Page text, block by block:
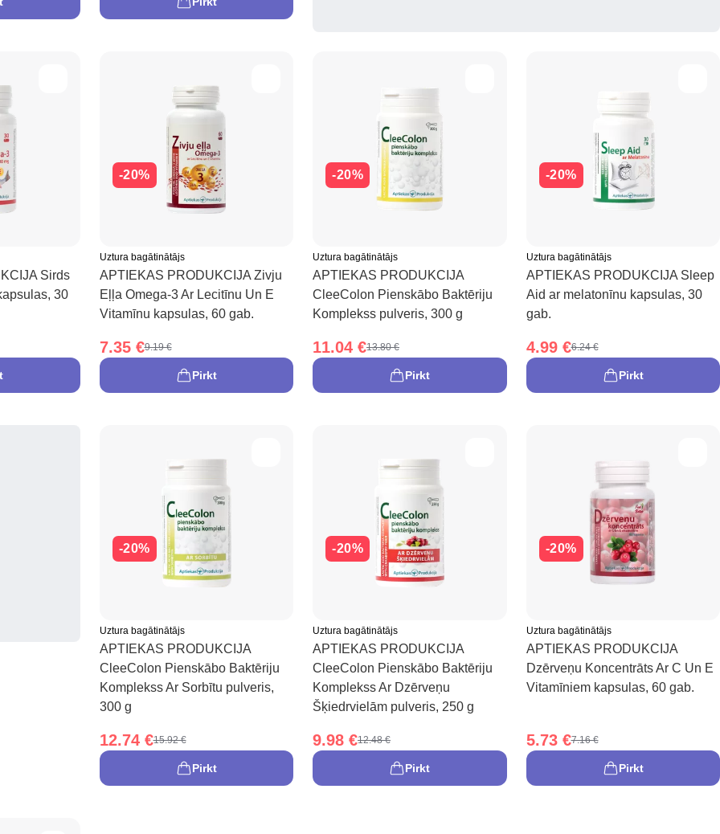
Sirds
30
-20%
Uztura bagātinātājs
APTIEKAS PRODUKCIJA Zivju
Eļļa Omega-3 Ar Lecitīnu Un E
Vitamīnu kapsulas, 60 gab.
7.35 €9.19 €
Pirkt
-20%
Uztura bagātinātājs
APTIEKAS PRODUKCIJA
CleeColon Pienskābo Baktēriju
Komplekss pulveris, 300 g
11.04 €13.80 €
Pirkt
-20%
Uztura bagātinātājs
APTIEKAS PRODUKCIJA Sleep
Aid ar melatonīnu kapsulas, 30
gab.
4.99 €6.24 €
Pirkt
-20%
Uztura bagātinātājs
APTIEKAS PRODUKCIJA
CleeColon Pienskābo Baktēriju
Komplekss Ar Sorbītu pulveris,
300 g
12.74 €15.92 €
Pirkt
-20%
Uztura bagātinātājs
APTIEKAS PRODUKCIJA
CleeColon Pienskābo Baktēriju
Komplekss Ar Dzērveņu
Šķiedrvielām pulveris, 250 g
9.98 €12.48 €
Pirkt
-20%
Uztura bagātinātājs
APTIEKAS PRODUKCIJA
Dzērveņu Koncentrāts Ar C Un E
Vitamīniem kapsulas, 60 gab.
5.73 €7.16 €
Pirkt